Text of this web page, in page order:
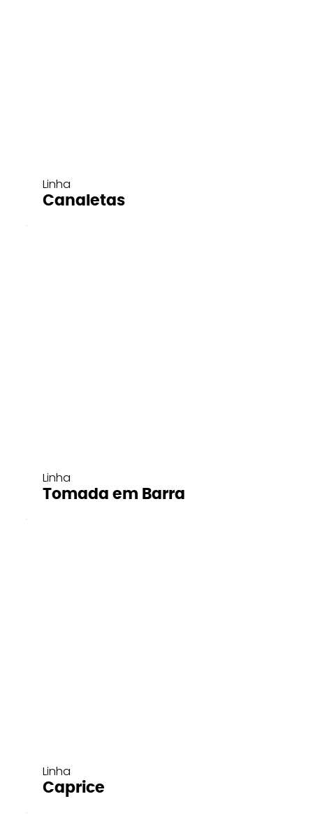
Linha
Canaletas
Linha
Tomada em Barra
Linha
Caprice